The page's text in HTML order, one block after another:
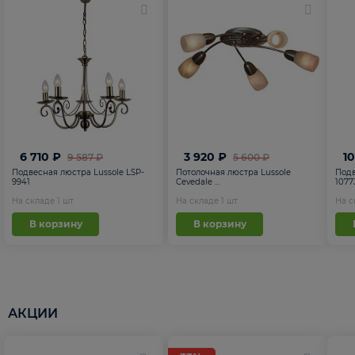
9 587 ₽
6 710 ₽
Подвесная люстра Lussole LSP-
9941
На складе 1 шт
В корзину
5 600 ₽
3 920 ₽
Потолочная люстра Lussole
Cevedale ...
На складе 1 шт
В корзину
На
АКЦИИ